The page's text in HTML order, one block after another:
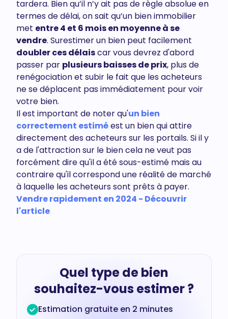
tardera. Bien qu’il n’y ait pas de règle absolue en
termes de délai, on sait qu’un bien immobilier
met entre 4 et 6 mois en moyenne à se
vendre. Surestimer un bien peut facilement
doubler ces délaiscar vous devrez d'abord
passer par plusieurs baisses de prix, plus de
renégociation et subir le fait que les acheteurs
ne se déplacent pas immédiatement pour voir
votre bien.
Il est important de noter qu'un bien
correctement estiméest un bien qui attire
directement des acheteurs sur les portails. Si il y
a de l'attraction sur le bien cela ne veut pas
forcément dire qu'il a été sous-estimé mais au
contraire qu'il correspond une réalité de marché
à laquelle les acheteurs sont prêts à payer.
Vendre rapidement en 2024 - Découvrir
l'article
Quel type de bien
souhaitez-vous estimer ?
Estimation gratuite en 2 minutes